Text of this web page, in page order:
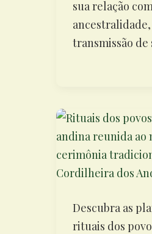
sua relação
transmissão de
Descubra as
rituais dos